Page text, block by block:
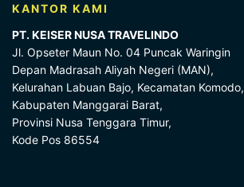
KANTOR KAMI
PT. KEISER NUSA TRAVELINDO
Jl. Opseter Maun No. 04 Puncak Waringin
Depan Madrasah Aliyah Negeri (MAN),
Kelurahan Labuan Bajo, Kecamatan Komodo,
Kabupaten Manggarai Barat,
Provinsi Nusa Tenggara Timur,
Kode Pos 86554